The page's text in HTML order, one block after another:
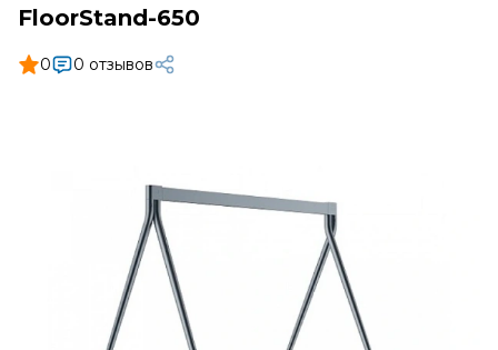
FloorStand-650
0 0 отзывов